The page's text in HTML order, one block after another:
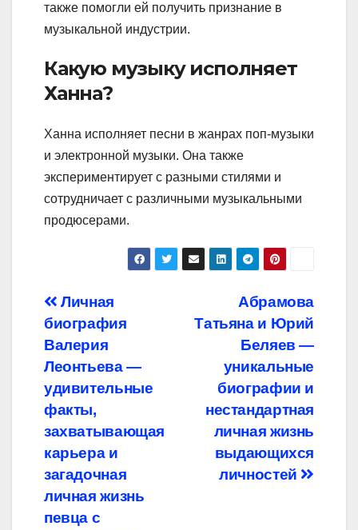
также помогли ей получить признание в
музыкальной индустрии.
Какую музыку исполняет
Ханна?
Ханна исполняет песни в жанрах поп-музыки
и электронной музыки. Она также
экспериментирует с разными стилями и
сотрудничает с различными музыкальными
продюсерами.
Навигация
по
записям
Абрамова
Татьяна и Юрий
Беляев —
уникальные
биографии и
нестандартная
личная жизнь
выдающихся
личностей
Личная
биография
Валерия
Леонтьева —
удивительные
факты,
захватывающая
карьера и
загадочная
личная жизнь
певца с